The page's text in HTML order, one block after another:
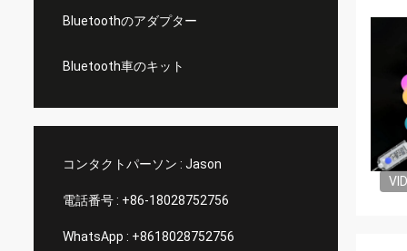
Bluetoothのアダプター
Bluetooth車のキット
コンタクトパーソン : Jason
電話番号 : +86-18028752756
WhatsApp : +8618028752756